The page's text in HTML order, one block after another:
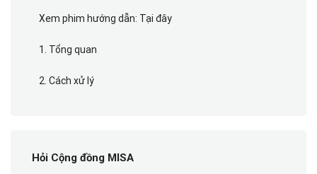
Xem phim hướng dẫn: Tại đây
1. Tổng quan
2. Cách xử lý
Hỏi Cộng đồng MISA